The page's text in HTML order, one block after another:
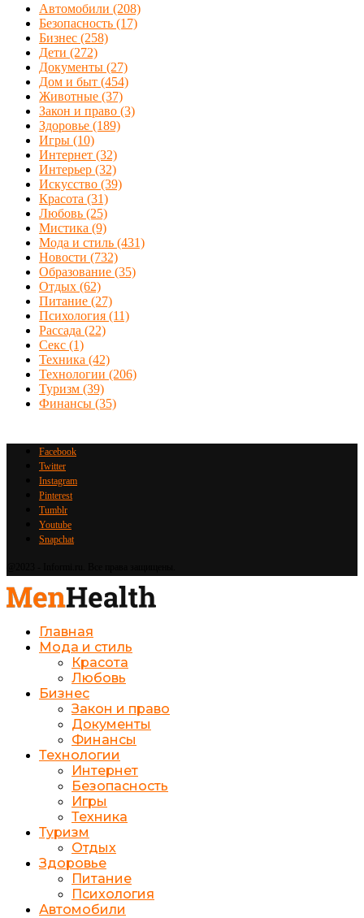
Автомобили (208)
Безопасность (17)
Бизнес (258)
Дети (272)
Документы (27)
Дом и быт (454)
Животные (37)
Закон и право (3)
Здоровье (189)
Игры (10)
Интернет (32)
Интерьер (32)
Искусство (39)
Красота (31)
Любовь (25)
Мистика (9)
Мода и стиль (431)
Новости (732)
Образование (35)
Отдых (62)
Питание (27)
Психология (11)
Рассада (22)
Секс (1)
Техника (42)
Технологии (206)
Туризм (39)
Финансы (35)
Facebook
Twitter
Instagram
Pinterest
Tumblr
Youtube
Snapchat
Главная
Мода и стиль
Красота
Любовь
Бизнес
Закон и право
Документы
Финансы
Технологии
Интернет
Безопасность
Игры
Техника
Туризм
Отдых
Здоровье
Питание
Психология
Автомобили